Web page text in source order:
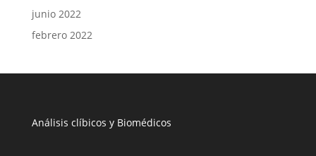
junio 2022
febrero 2022
Análisis clíbicos y Biomédicos